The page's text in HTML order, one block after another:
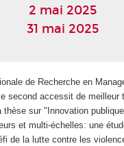
2 mai 2025
31 mai 2025
de Recherche en
second accessit de meilleur
thèse sur "Innovation
et multi-échelles: une
de la lutte contre les